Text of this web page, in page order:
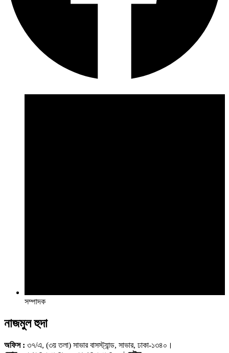
সম্পাদক
নাজমুল হুদা
অফিস : ৩৭/এ, (৩য় তলা) সাভার বাসস্ট্যান্ড, সাভার, ঢাকা-১৩৪০।